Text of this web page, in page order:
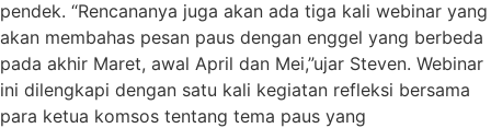
pendek. “Rencananya juga akan ada tiga kali webinar yang
akan membahas pesan paus dengan enggel yang berbeda
pada akhir Maret, awal April dan Mei,”ujar Steven. Webinar
ini dilengkapi dengan satu kali kegiatan refleksi bersama
para ketua komsos tentang tema paus yang